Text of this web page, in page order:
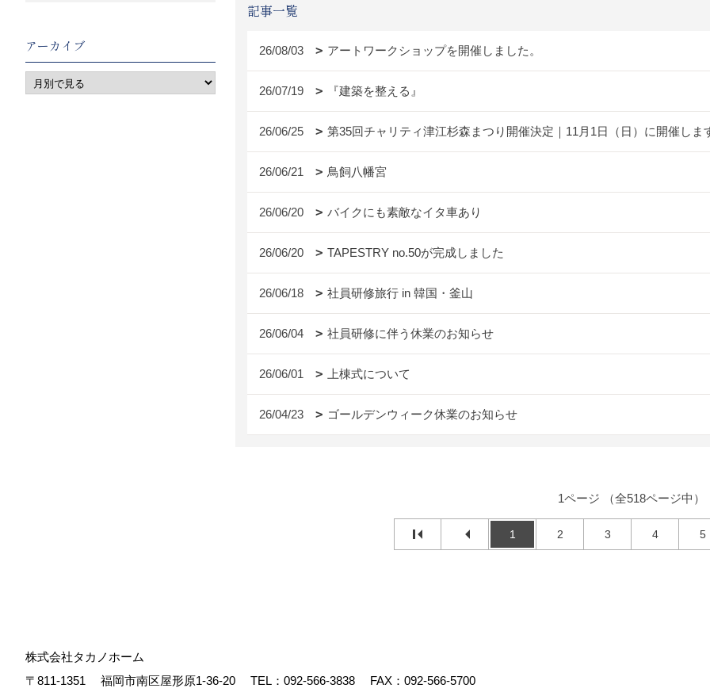
記事一覧
26/08/03 アートワークショップを開催しました。
26/07/19 『建築を整える』
26/06/25 第35回チャリティ津江杉森まつり開催決定｜11月1日（日）に開催しま
26/06/21 鳥飼八幡宮
26/06/20 バイクにも素敵なイタ車あり
26/06/20 TAPESTRY no.50が完成しました
26/06/18 社員研修旅行 in 韓国・釜山
26/06/04 社員研修に伴う休業のお知らせ
26/06/01 上棟式について
26/04/23 ゴールデンウィーク休業のお知らせ
1ページ （全518ページ中）
1 2 3 4 5
アーカイブ
株式会社タカノホーム
〒811-1351
福岡市南区屋形原1-36-20 TEL： 092-566-3838 FAX：092-566-5700